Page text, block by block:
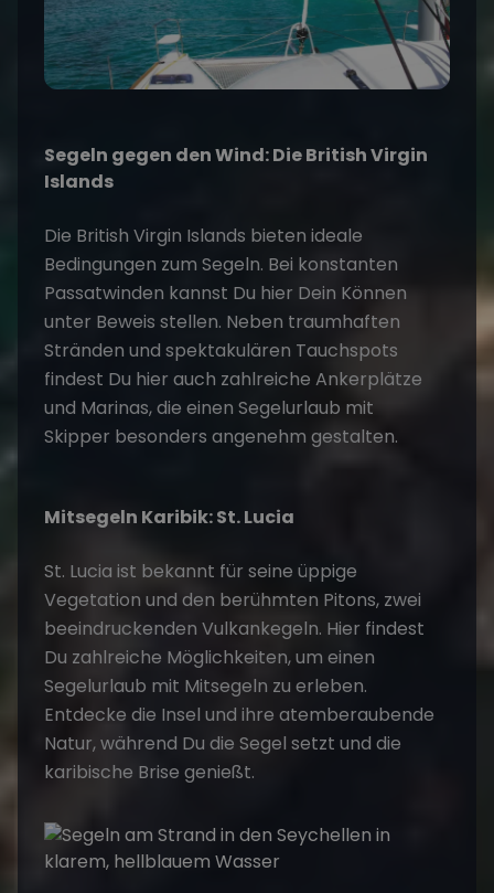
Segeln gegen den Wind: Die British Virgin
Islands
Die British Virgin Islands bieten ideale
Bedingungen zum Segeln. Bei konstanten
Passatwinden kannst Du hier Dein Können
unter Beweis stellen. Neben traumhaften
Stränden und spektakulären Tauchspots
findest Du hier auch zahlreiche Ankerplätze
und Marinas, die einen Segelurlaub mit
Skipper besonders angenehm gestalten.
Mitsegeln Karibik: St. Lucia
St. Lucia ist bekannt für seine üppige
Vegetation und den berühmten Pitons, zwei
beeindruckenden Vulkankegeln. Hier findest
Du zahlreiche Möglichkeiten, um einen
Segelurlaub mit Mitsegeln zu erleben.
Entdecke die Insel und ihre atemberaubende
Natur, während Du die Segel setzt und die
karibische Brise genießt.